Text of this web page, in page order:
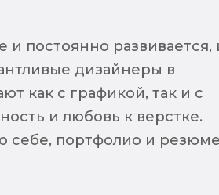
постоянно развивается,
дизайнеры в
как с графикой, так и с
и любовь к верстке.
себе, портфолио и